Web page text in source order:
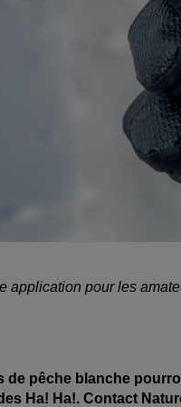
application pour les
de pêche blanche
Ha! Ha!. Contact